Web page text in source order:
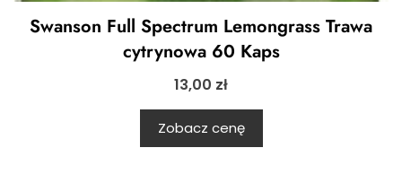
Swanson Full Spectrum Lemongrass Trawa
cytrynowa 60 Kaps
13,00 zł
Zobacz cenę